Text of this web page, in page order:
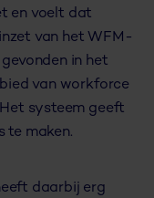
en voelt dat
van het WFM-
in het
van workforce
systeem geeft
te maken.
daarbij erg